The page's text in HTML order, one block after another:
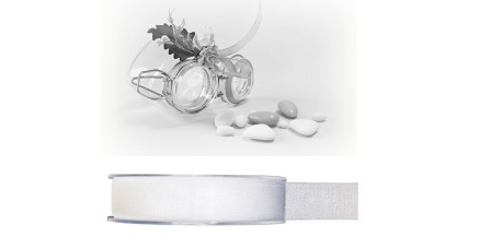
APERÇU RAPIDE DÉTAILS